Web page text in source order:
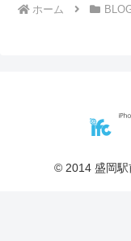
ホーム
© 2014 盛岡駅